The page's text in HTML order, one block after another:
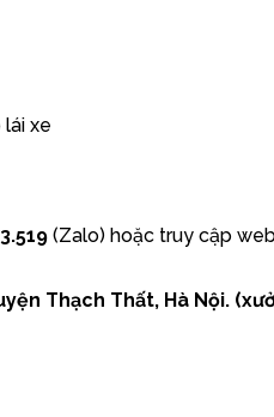
xe
(Zalo) hoặc truy cập
Thạch Thất, Hà Nội.